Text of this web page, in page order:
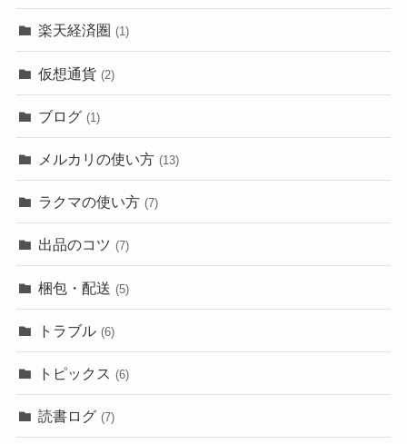
楽天経済圏 (1)
仮想通貨 (2)
ブログ (1)
メルカリの使い方 (13)
ラクマの使い方 (7)
出品のコツ (7)
梱包・配送 (5)
トラブル (6)
トピックス (6)
読書ログ (7)